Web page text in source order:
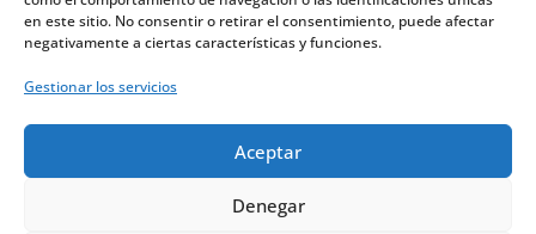
en este sitio. No consentir o retirar el consentimiento, puede afectar
negativamente a ciertas características y funciones.
Gestionar los servicios
Aceptar
Denegar
PUENTES